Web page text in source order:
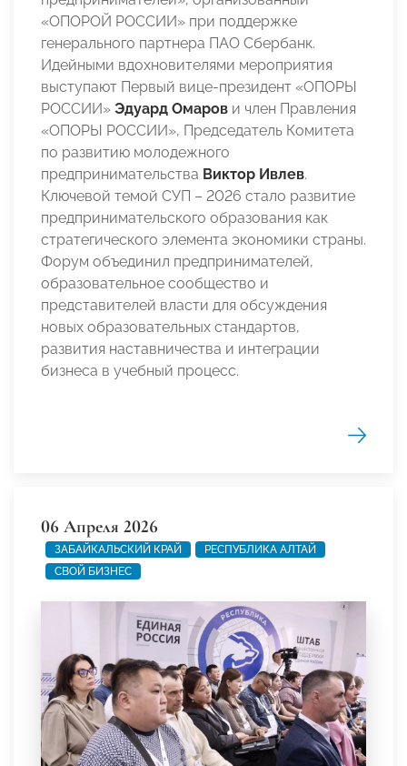
«ОПОРОЙ РОССИИ» при поддержке
генерального партнера ПАО Сбербанк.
Идейными вдохновителями мероприятия
выступают Первый вице-президент «ОПОРЫ
РОССИИ» Эдуард Омаров и член Правления
«ОПОРЫ РОССИИ», Председатель Комитета
по развитию молодежного
предпринимательства Виктор Ивлев.
Ключевой темой СУП – 2026 стало развитие
предпринимательского образования как
стратегического элемента экономики страны.
Форум объединил предпринимателей,
образовательное сообщество и
представителей власти для обсуждения
новых образовательных стандартов,
развития наставничества и интеграции
бизнеса в учебный процесс.
06 Апреля 2026
ЗАБАЙКАЛЬСКИЙ КРАЙ
РЕСПУБЛИКА АЛТАЙ
СВОЙ БИЗНЕС